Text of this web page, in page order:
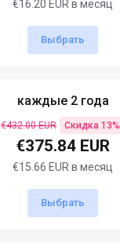
€16.20 EUR в месяц
Выбрать
каждые 2 года
€432.00 EUR Скидка 13%
€375.84 EUR
€15.66 EUR в месяц
Выбрать